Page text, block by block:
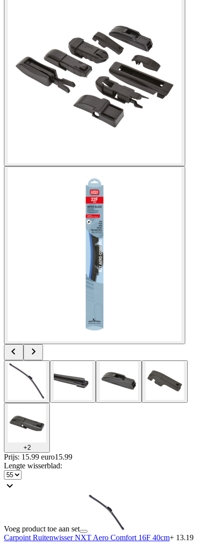
+2
Prijs: 15.99 euro15.99
Lengte wisserblad:
Voeg product toe aan set
Carpoint Ruitenwisser NXT Aero Comfort 16F 40cm+ 13.19